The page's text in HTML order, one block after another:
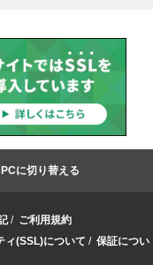
に切り替える
/ ご利用規約
ィ(SSL)について / 保証につい